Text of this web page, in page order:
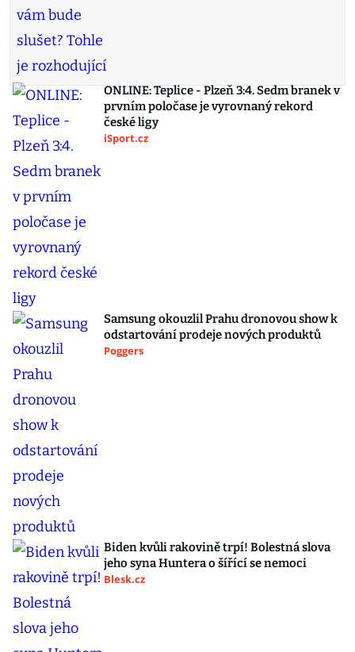
ONLINE: Teplice - Plzeň 3:4. Sedm branek v
prvním poločase je vyrovnaný rekord
české ligy
iSport.cz
Samsung okouzlil Prahu dronovou show k
odstartování prodeje nových produktů
Poggers
Biden kvůli rakovině trpí! Bolestná slova
jeho syna Huntera o šířící se nemoci
Blesk.cz